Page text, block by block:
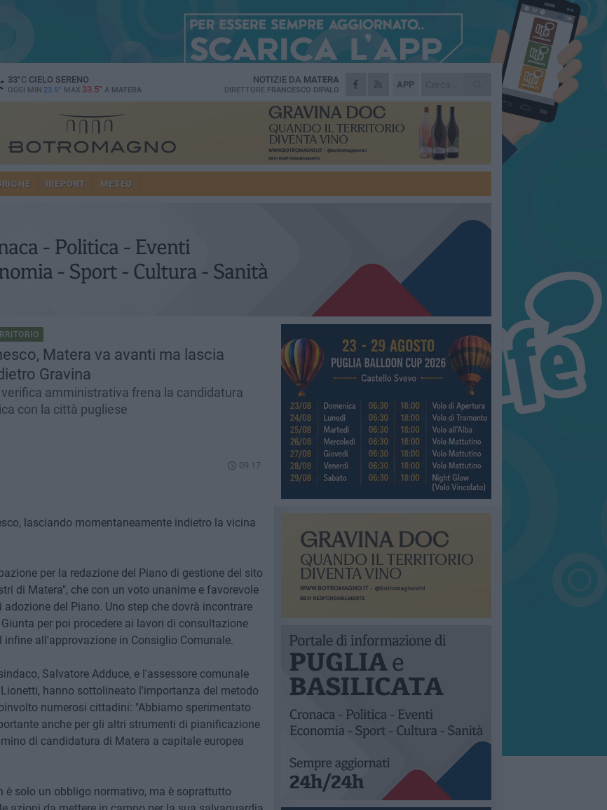
33°CCIELO SERENO
OGGI MIN 23.5° MAX 33.5° A MATERA
APP
NOTIZIE DA MATERA
DIRETTORE FRANCESCO DIPALO
IREPORT METEO
Matera va avanti ma lascia
Gravina
verifica amministrativa frena la candidatura
con la città pugliese
09.17
lasciando momentaneamente indietro la vicina
per la redazione del Piano di gestione del sito
di Matera", che con un voto unanime e favorevole
del Piano. Uno step che dovrà incontrare
per poi procedere ai lavori di consultazione
all'approvazione in Consiglio Comunale.
Salvatore Adduce, e l'assessore comunale
hanno sottolineato l'importanza del metodo
numerosi cittadini: "Abbiamo sperimentato
anche per gli altri strumenti di pianificazione
di candidatura di Matera a capitale europea
solo un obbligo normativo, ma è soprattutto